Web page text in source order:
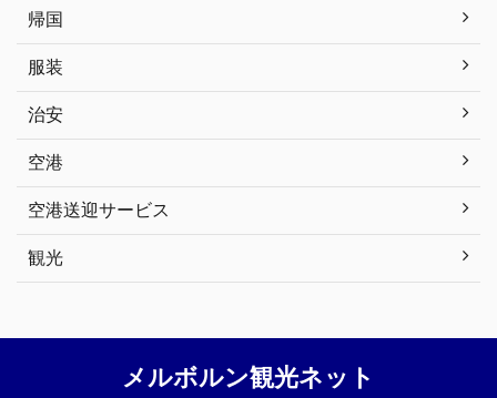
帰国
服装
治安
空港
空港送迎サービス
観光
メルボルン観光ネット